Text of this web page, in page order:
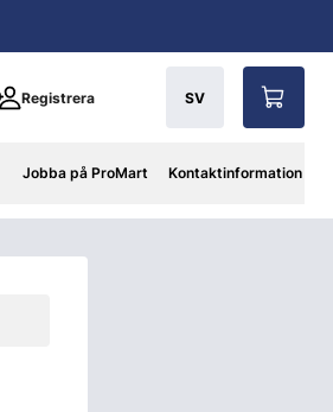
Registrera SV
Jobba på ProMart Kontaktinformation